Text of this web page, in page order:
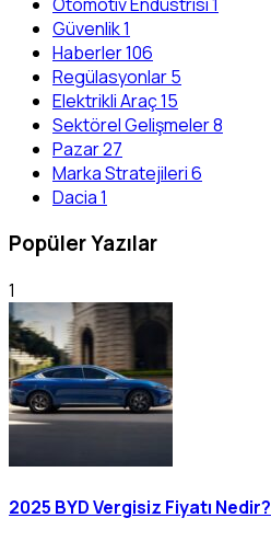
Güvenlik1
Haberler106
Regülasyonlar5
Elektrikli Araç15
Sektörel Gelişmeler8
Pazar27
Marka Stratejileri6
Dacia1
Popüler Yazılar
1
2025 BYD Vergisiz Fiyatı Nedir?